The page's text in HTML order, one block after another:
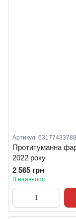
Артикул: 63177433788
Протитуманна
2022 року
2 565 грн
В наявності